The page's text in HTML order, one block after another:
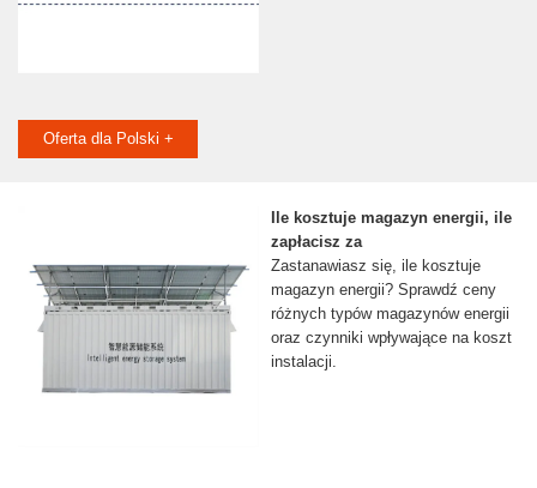
Oferta dla Polski +
Ile kosztuje magazyn energii, ile
zapłacisz za
Zastanawiasz się, ile kosztuje
magazyn energii? Sprawdź ceny
różnych typów magazynów energii
oraz czynniki wpływające na koszt
instalacji.